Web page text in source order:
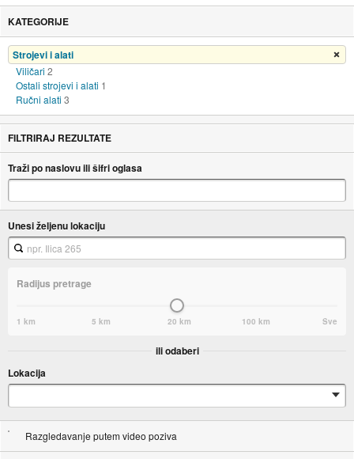
KATEGORIJE
Strojevi i alati
Viličari 2
Ostali strojevi i alati 1
Ručni alati 3
FILTRIRAJ REZULTATE
Traži po naslovu ili šifri oglasa
Unesi željenu lokaciju
Radijus pretrage
1 km 5 km 20 km 100 km Sve
ili odaberi
Lokacija
Razgledavanje putem video poziva